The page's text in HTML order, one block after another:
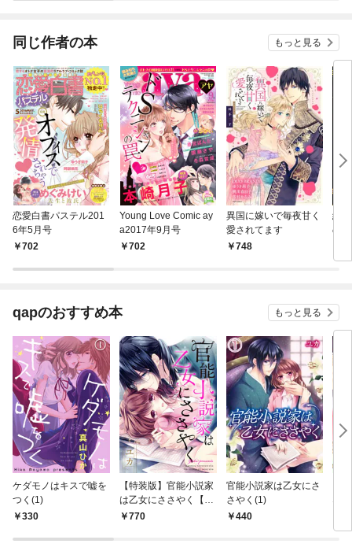
同じ作者の本 もっと見る
恋愛白書パステル201
6年5月号
702
Young Love Comic ay
a2017年9月号
702
異国に嫁いで毎夜甘く
愛されてます
748
絶
の
qapのおすすめ本 もっと見る
ケダモノはキスで嘘を
つく(1)
330
【特装版】官能小説家
は乙女にささやく【電
子限定おまけ付き】
770
官能小説家は乙女にさ
さやく(1)
440
な